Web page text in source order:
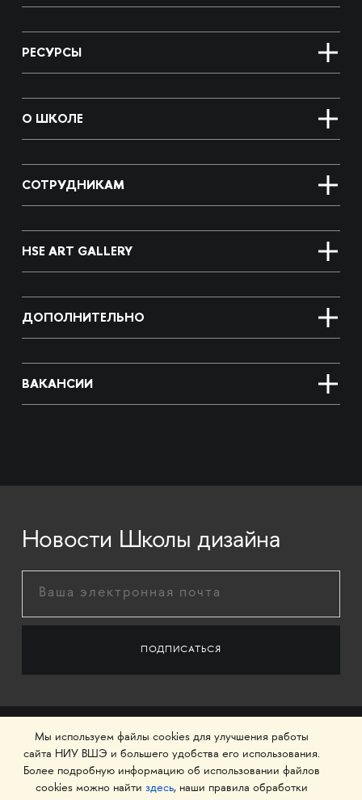
РЕСУРСЫ
О ШКОЛЕ
СОТРУДНИКАМ
HSE ART GALLERY
ДОПОЛНИТЕЛЬНО
ВАКАНСИИ
Новости Школы дизайна
Мы используем файлы cookies для улучшения работы
сайта НИУ ВШЭ и большего удобства его использования.
Более подробную информацию об использовании файлов
cookies можно найти здесь, наши правила обработки